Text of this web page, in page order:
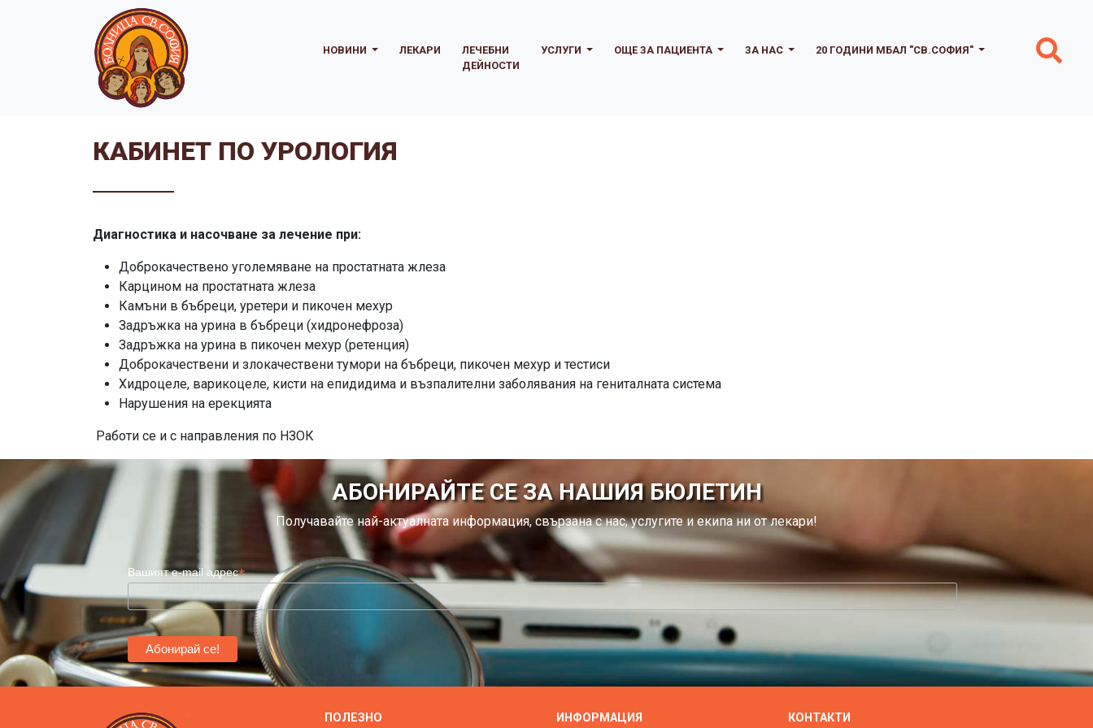
НОВИНИ ЛЕКАРИ
ЛЕЧЕБНИ
ДЕЙНОСТИ
УСЛУГИ ОЩЕ ЗА ПАЦИЕНТА ЗА НАС 20 ГОДИНИ МБАЛ "СВ.СОФИЯ"
КАБИНЕТ ПО УРОЛОГИЯ
Диагностика и насочване за лечение при:
Доброкачествено уголемяване на простатната жлеза
Карцином на простатната жлеза
Камъни в бъбреци, уретери и пикочен мехур
Задръжка на урина в бъбреци (хидронефроза)
Задръжка на урина в пикочен мехур (ретенция)
Доброкачествени и злокачествени тумори на бъбреци, пикочен мехур и тестиси
Хидроцеле, варикоцеле, кисти на епидидима и възпалителни заболявания на гениталната система
Нарушения на ерекцията
Работи се и с направления по НЗОК
АБОНИРАЙТЕ СЕ ЗА НАШИЯ БЮЛЕТИН
Получавайте най-актуалната информация, свързана с нас, услугите и екипа ни от лекари!
Вашият e-mail адрес*
ПОЛЕЗНО ИНФОРМАЦИЯ КОНТАКТИ